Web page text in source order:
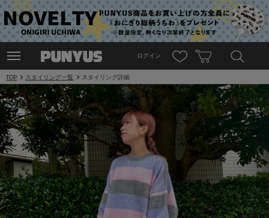
ログイン
TOP スタイリング一覧 スタイリング詳細